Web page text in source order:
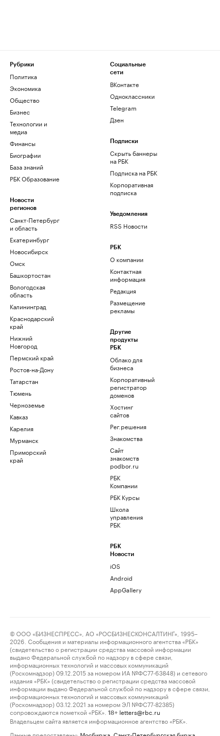
Рубрики
Политика
Экономика
Общество
Бизнес
Технологии и
медиа
Финансы
Биографии
База знаний
РБК Образование
Новости
регионов
Санкт-Петербург
и область
Екатеринбург
Новосибирск
Омск
Башкортостан
Вологодская
область
Калининград
Краснодарский
край
Нижний
Новгород
Пермский край
Ростов-на-Дону
Татарстан
Тюмень
Черноземье
Кавказ
Карелия
Мурманск
Приморский
край
Социальные
сети
ВКонтакте
Одноклассники
Telegram
Дзен
Подписки
Скрыть баннеры
на РБК
Подписка на РБК
Корпоративная
подписка
Уведомления
RSS Новости
РБК
О компании
Контактная
информация
Редакция
Размещение
рекламы
Другие
продукты
РБК
Облако для
бизнеса
Корпоративный
регистратор
доменов
Хостинг
сайтов
Рег.решения
Знакомства
Сайт
знакомств
podbor.ru
РБК
Компании
РБК Курсы
Школа
управления
РБК
РБК
Новости
iOS
Android
AppGallery
© ООО «БИЗНЕСПРЕСС», АО «РОСБИЗНЕСКОНСАЛТИНГ», 1995–
2026. Сообщения и материалы информационного агентства «РБК»
(свидетельство о регистрации средства массовой информации
выдано Федеральной службой по надзору в сфере связи,
информационных технологий и массовых коммуникаций
(Роскомнадзор) 09.12.2015 за номером ИА №ФС77-63848) и сетевого
издания «РБК» (свидетельство о регистрации средства массовой
информации выдано Федеральной службой по надзору в сфере связи,
информационных технологий и массовых коммуникаций
(Роскомнадзор) 03.12.2021 за номером ЭЛ №ФС77-82385)
сопровождаются пометкой «РБК».
18+ letters@rbc.ru
Владельцем сайта является информационное агентство «РБК».